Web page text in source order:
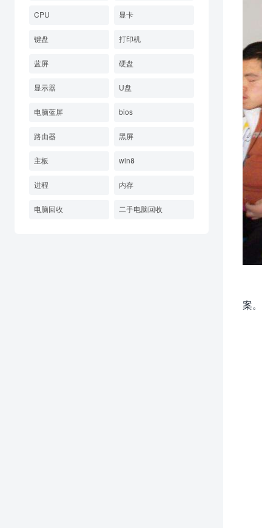
案。
CPU 显卡
键盘 打印机
蓝屏 硬盘
显示器 U盘
电脑蓝屏 bios
路由器 黑屏
主板 win8
进程 内存
电脑回收 二手电脑回收